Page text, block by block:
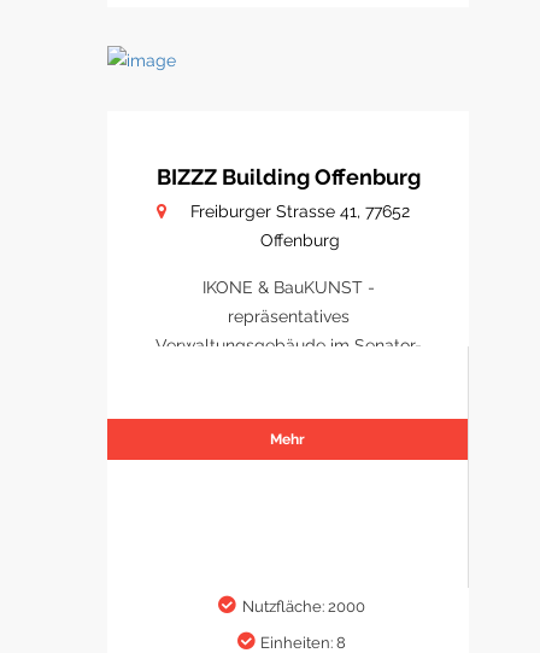
BIZZZ Building Offenburg
Freiburger Strasse 41, 77652
Offenburg
IKONE & BauKUNST -
repräsentatives
Verwaltungsgebäude im Senator-
Mehr
Nutzfläche: 2000
Einheiten: 8